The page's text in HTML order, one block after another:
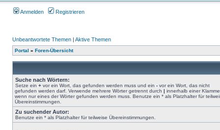
Anmelden Registrieren
Unbeantwortete Themen | Aktive Themen
Portal » Foren-Übersicht
Suche nach Wörtern:
Setze ein + vor ein Wort, das gefunden werden muss und ein - vor ein Wort, das nicht
gefunden werden darf. Verwende mehrere Wörter getrennt durch | innerhalb einer
wenn nur eines der Wörter gefunden werden muss. Benutze ein * als Platzhalter für
Übereinstimmungen.
Zu suchender Autor:
Benutze ein * als Platzhalter für teilweise Übereinstimmungen.